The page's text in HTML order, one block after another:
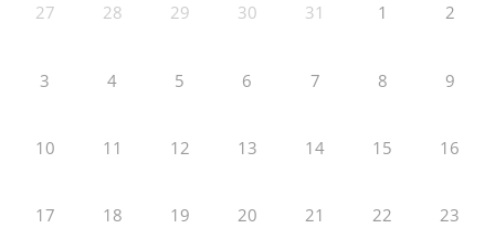
27 28 29 30 31 1 2
3 4 5 6 7 8 9
10 11 12 13 14 15 16
17 18 19 20 21 22 23